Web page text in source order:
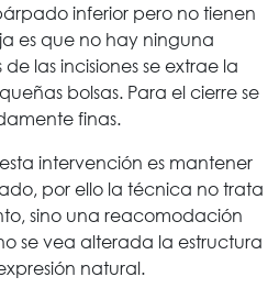
inferior pero no tienen
es que no hay ninguna
las incisiones se extrae la
bolsas. Para el cierre se
finas.
intervención es mantener
por ello la técnica no trata
sino una reacomodación
se vea alterada la estructura
natural.